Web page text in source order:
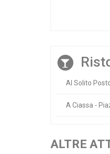
Al Solito
A Ciassa -
ALTRE